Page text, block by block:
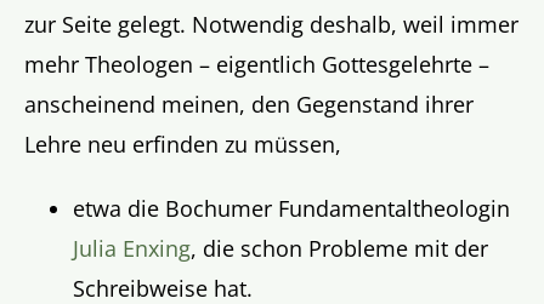
zur Seite gelegt. Notwendig deshalb, weil immer
mehr Theologen – eigentlich Gottesgelehrte –
anscheinend meinen, den Gegenstand ihrer
Lehre neu erfinden zu müssen,
etwa die Bochumer Fundamentaltheologin
Julia Enxing, die schon Probleme mit der
Schreibweise hat.